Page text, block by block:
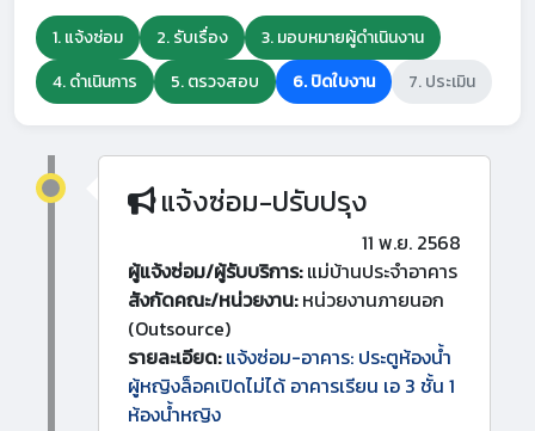
1. แจ้งซ่อม 2. รับเรื่อง
3. มอบหมายผู้ดำเนินงาน
4. ดำเนินการ
5. ตรวจสอบ 6. ปิดใบงาน 7. ประเมิน
แจ้งซ่อม-ปรับปรุง
11 พ.ย. 2568
ผู้แจ้งซ่อม/ผู้รับบริการ:แม่บ้านประจำอาคาร
สังกัดคณะ/หน่วยงาน:หน่วยงานภายนอก
(Outsource)
รายละเอียด: แจ้งซ่อม-อาคาร: ประตูห้องน้ำ
ผู้หญิงล็อคเปิดไม่ได้ อาคารเรียน เอ 3 ชั้น 1
ห้องน้ำหญิง